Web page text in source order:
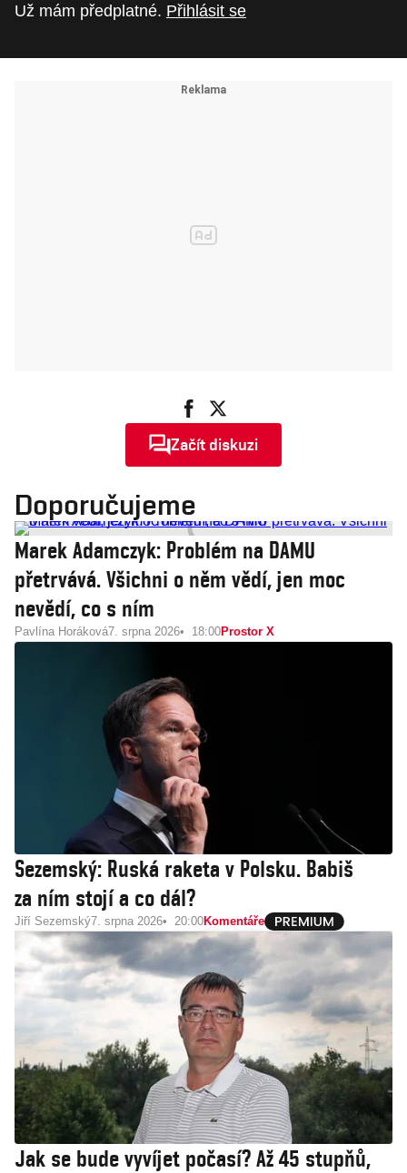
Už mám předplatné. Přihlásit se
Začít diskuzi
Doporučujeme
Marek Adamczyk: Problém na DAMU
přetrvává. Všichni o něm vědí, jen moc
nevědí, co s ním
Pavlína Horáková7. srpna 2026 18:00Prostor X
Sezemský: Ruská raketa v Polsku. Babiš
za ním stojí a co dál?
Jiří Sezemský7. srpna 2026 20:00Komentáře
Jak se bude vyvíjet počasí? Až 45 stupňů,